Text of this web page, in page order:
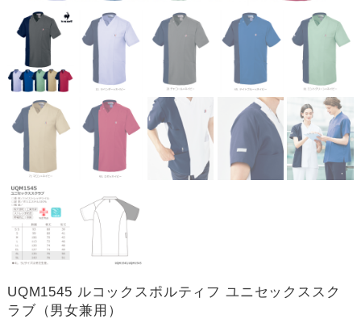
UQM1545 ルコックスポルティフ ユニセックススク
ラブ（男女兼用）